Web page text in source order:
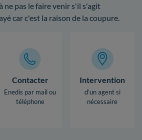
pas le faire venir s'il s'agit
car c'est la raison de la coupure.
Contacter
Enedis par mail ou
téléphone
Intervention
d’un agent si
nécessaire